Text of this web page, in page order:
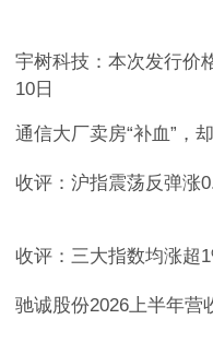
宇树科技：本次发行价
10日
通信大厂卖房“补血”，却
收评：沪指震荡反弹涨
收评：三大指数均涨超
驰诚股份2026上半年营